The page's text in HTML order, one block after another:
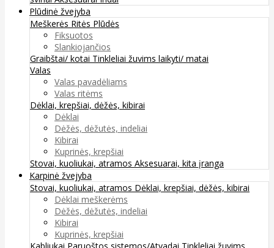
Plūdinė žvejyba
Meškerės Ritės Plūdės
Fiksuotos
Slankiojančios
Graibštai/ kotai Tinkleliai žuvims laikyti/ matai
Valas
Valas pavadėliams
Valas ritėms
Dėklai, krepšiai, dėžės, kibirai
Dėklai
Dėžės, dėžutės, indeliai
Kibirai
Kuprinės, krepšiai
Stovai, kuoliukai, atramos Aksesuarai, kita įranga
Karpinė žvejyba
Stovai, kuoliukai, atramos Dėklai, krepšiai, dėžės, kibirai
Dėklai meškerėms
Dėžės, dėžutės, indeliai
Kibirai
Kuprinės, krepšiai
Kabliukai Paruoštos sistemos/Atvadai Tinkleliai žuvims